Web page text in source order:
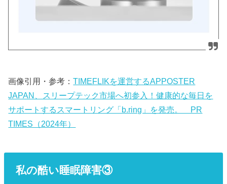
画像引用・参考：TIMEFLIKを運営するAPPOSTER
JAPAN、スリープテック市場へ初参入！健康的な毎日を
サポートするスマートリング「b.ring」を発売。 PR
TIMES（2024年）
私の酷い睡眠障害③